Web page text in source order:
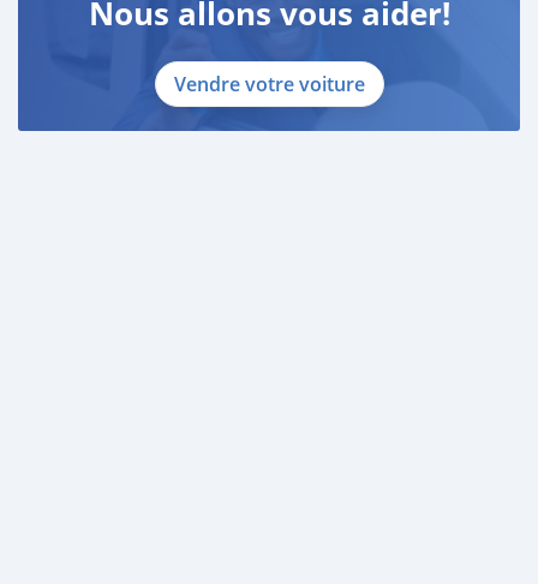
Nous allons vous aider!
Vendre votre voiture